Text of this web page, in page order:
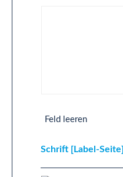
Feld leeren
Schrift [Label-Seite]